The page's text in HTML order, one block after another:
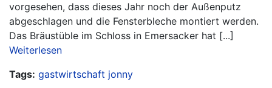
vorgesehen, dass dieses Jahr noch der Außenputz
abgeschlagen und die Fensterbleche montiert werden.
Das Bräustüble im Schloss in Emersacker hat [...]
Weiterlesen
Tags: gastwirtschaft jonny